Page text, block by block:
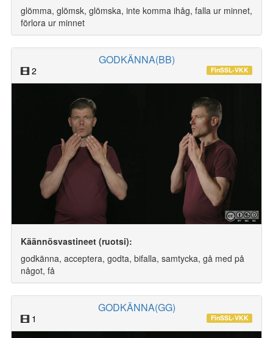
glömma, glömsk, glömska, inte komma ihåg, falla ur minnet,
förlora ur minnet
GODKÄNNA(BB)
2 FinSSL-VKK
Käännösvastineet (ruotsi):
godkänna, acceptera, godta, bifalla, samtycka, gå med på
något, få
GODKÄNNA(GG)
1 FinSSL-VKK